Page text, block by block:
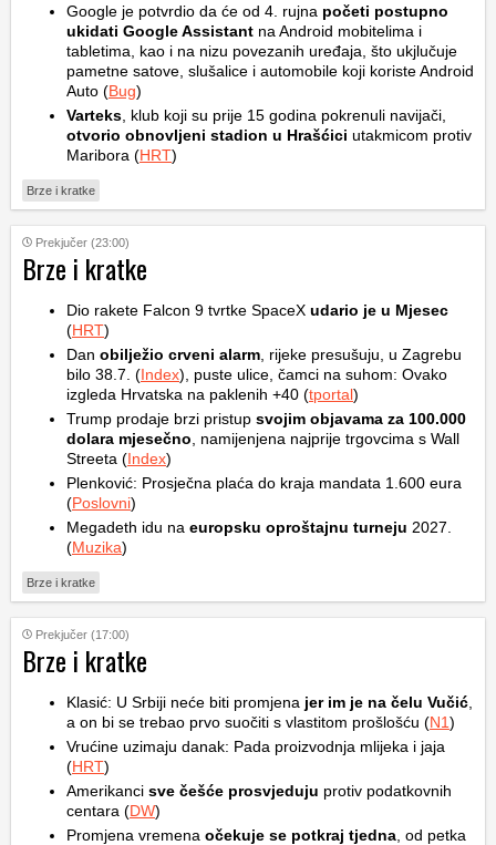
Google je potvrdio da će od 4. rujna početi postupno
ukidati Google Assistant na Android mobitelima i
tabletima, kao i na nizu povezanih uređaja, što ukjlučuje
pametne satove, slušalice i automobile koji koriste Android
Auto (Bug)
Varteks , klub koji su prije 15 godina pokrenuli navijači,
otvorio obnovljeni stadion u Hrašćici utakmicom protiv
Maribora (HRT)
Brze i kratke
Prekjučer (23:00)
Brze i kratke
Dio rakete Falcon 9 tvrtke SpaceX udario je u Mjesec
(HRT)
Dan obilježio crveni alarm , rijeke presušuju, u Zagrebu
bilo 38.7. (Index), puste ulice, čamci na suhom: Ovako
izgleda Hrvatska na paklenih +40 (tportal)
Trump prodaje brzi pristup svojim objavama za 100.000
dolara mjesečno , namijenjena najprije trgovcima s Wall
Streeta (Index)
Plenković: Prosječna plaća do kraja mandata 1.600 eura
(Poslovni)
Megadeth idu na europsku oproštajnu turneju 2027.
(Muzika)
Brze i kratke
Prekjučer (17:00)
Brze i kratke
Klasić: U Srbiji neće biti promjena jer im je na čelu Vučić
a on bi se trebao prvo suočiti s vlastitom prošlošću (N1)
Vrućine uzimaju danak: Pada proizvodnja mlijeka i jaja
(HRT)
Amerikanci sve češće prosvjeduju protiv podatkovnih
centara (DW)
Promjena vremena očekuje se potkraj tjedna , od petka